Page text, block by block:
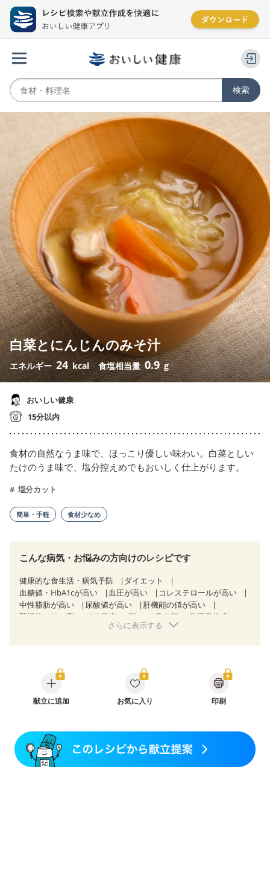
白菜とにんじんのみそ汁
エネルギー 24 kcal 食塩相当量0.9 g
おいしい健康
15分以内
食材の自然なうま味で、ほっこり優しい味わい。白菜としい
たけのうま味で、塩分控えめでもおいしく仕上がります。
塩分カット
簡単・手軽 食材少なめ
こんな病気・お悩みの方向けのレシピです
健康的な食生活・病気予防
ダイエット
血糖値・HbA1cが高い
血圧が高い
コレステロールが高い
中性脂肪が高い
尿酸値が高い
肝機能の値が高い
腎機能の値が高い
糖尿病（2型） 高血圧
脂質異常症
狭心症 心筋梗塞
糖尿病性腎症（第１期）
糖尿病性腎症（第２期）
糖尿病性腎症（第３期）
CKD（ステージ１）
CKD（ステージ２）
CKD（ステージ３a）
乳がん治療を終えた方・経過観察中の方など
味の感じ方が変わった
食欲がない
妊娠中(初期)
妊婦健診・体重増加が気になる（初期）
さらに表示する
献立に追加 お気に入り 印刷